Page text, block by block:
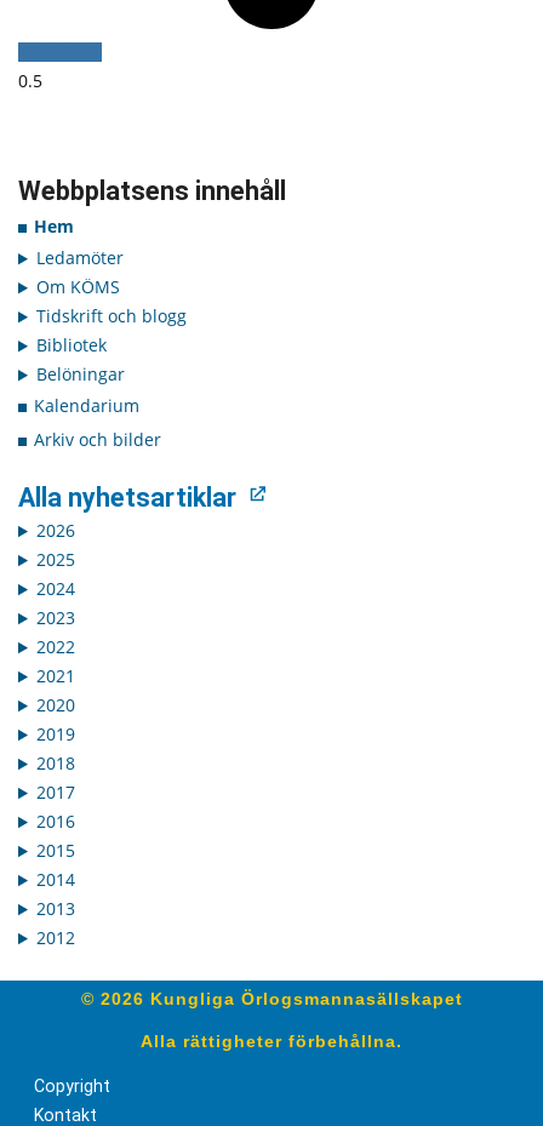
Webbplatsens innehåll
Hem
Ledamöter
Om KÖMS
Tidskrift och blogg
Bibliotek
Belöningar
Kalendarium
Arkiv och bilder
Alla nyhetsartiklar
2026
2025
2024
2023
2022
2021
2020
2019
2018
2017
2016
2015
2014
2013
2012
© 2026 Kungliga Örlogsmannasällskapet
Alla rättigheter förbehållna.
Copyright
Kontakt